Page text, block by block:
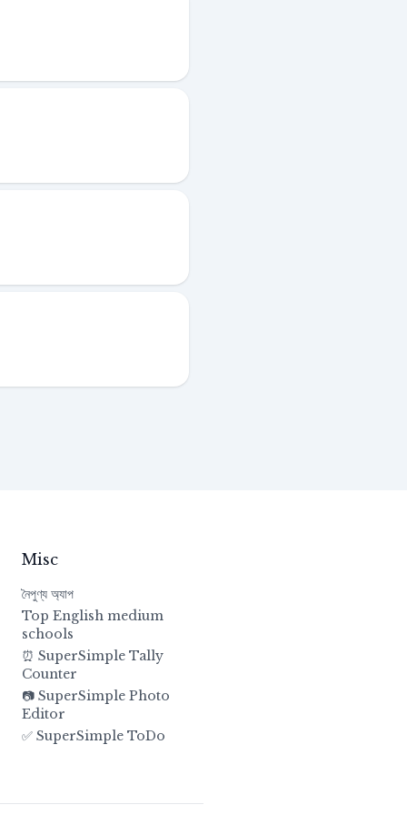
Misc
নৈপুণ্য অ্যাপ
Top English medium
schools
⏰ SuperSimple Tally
Counter
📷 SuperSimple Photo
Editor
✅ SuperSimple ToDo